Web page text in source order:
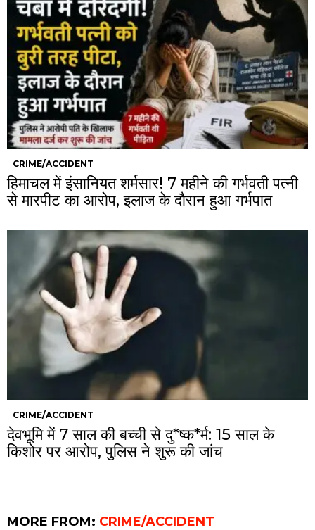
CRIME/ACCIDENT
हिमाचल में इंसानियत शर्मसार! 7 महीने की गर्भवती पत्नी
से मारपीट का आरोप, इलाज के दौरान हुआ गर्भपात
CRIME/ACCIDENT
देवभूमि में 7 साल की बच्ची से दु*ष्क*र्म: 15 साल के
किशोर पर आरोप, पुलिस ने शुरू की जांच
MORE FROM: CRIME/ACCIDENT